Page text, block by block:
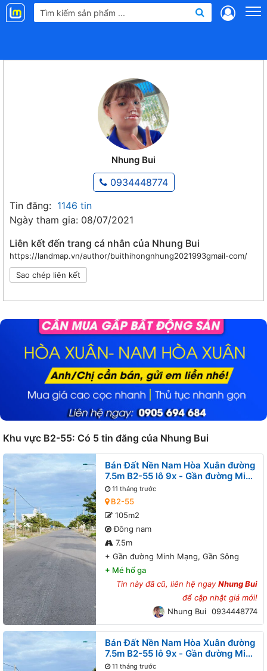
Landmap
Nhung Bui
0934448774
Tin đăng: 1146 tin
Ngày tham gia: 08/07/2021
Liên kết đến trang cá nhân của Nhung Bui
https://landmap.vn/author/buithihongnhung2021993gmail-com/
Sao chép liên kết
Khu vực B2-55: Có 5 tin đăng của Nhung Bui
Bán Đất Nền Nam Hòa Xuân đường
7.5m B2-55 lô 9x - Gần đường Minh
Mạng, Gần Sông
11 tháng trước
B2-55
105m2
Đông nam
7.5m
+ Gần đường Minh Mạng, Gần Sông
+ Mé hố ga
Tin này đã cũ, liên hệ ngayNhung Bui
để cập nhật giá mới!
Nhung Bui 0934448774
Bán Đất Nền Nam Hòa Xuân đường
7.5m B2-55 lô 9x - Gần đường Minh
Mạng, Gần Sông
11 tháng trước